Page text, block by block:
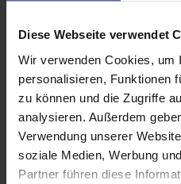
Diese Webseite verwendet
Wir verwenden Cookies, um
personalisieren, Funktionen
zu können und die Zugriffe
analysieren. Außerdem
Verwendung unserer
soziale Medien, Werbung
Partner führen diese
neugierigen
und Privatsphäre.